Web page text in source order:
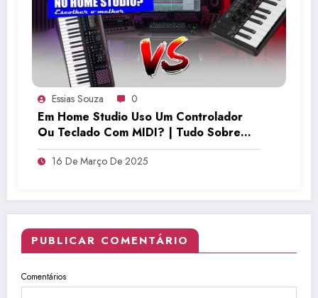
Essias Souza 0
Em Home Studio Uso Um Controlador
Ou Teclado Com MIDI? | Tudo Sobre
Teclado Musical
16 De Março De 2025
PUBLICAR COMENTÁRIO
Comentários